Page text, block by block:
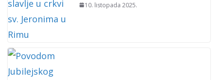
10. listopada 2025.